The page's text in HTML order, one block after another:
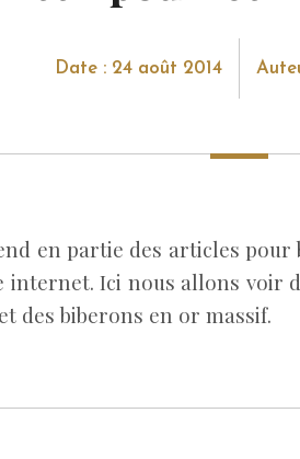
Date : 24 août 2014
en partie des articles
internet. Ici nous allons voir
des biberons en or massif.